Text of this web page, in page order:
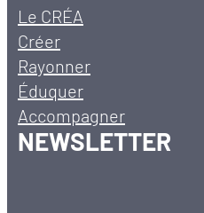
Le CRÉA
Créer
Rayonner
Éduquer
Accompagner
NEWSLETTER